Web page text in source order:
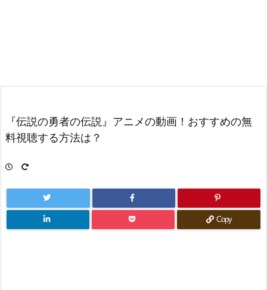
『伝説の勇者の伝説』アニメの動画！おすすめの無
料視聴する方法は？
Copy